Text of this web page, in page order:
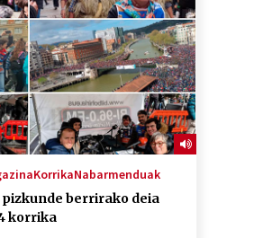
07/16
San Pedro jaietako bertso-
07/09
Iñurrietaren margoak
Uribitarte40 aretoan
KorrikaNabarmenduak
berrirako deia
korrika